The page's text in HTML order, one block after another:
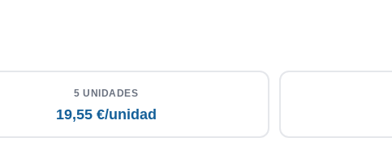
5 UNIDADES
19,55 €/unidad